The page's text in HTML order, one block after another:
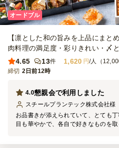
オードブル
【凛とした和の旨みを上品にまと
肉料理の満足度・彩りきれい・〆
4.65
13件 1,620 円/人（
締切 2日前12時
懇親会で利用しました
4.0
スチールプランテック株式会社様
お品書きが添えられていて、とても
目も華やかで、各自で好きなものを